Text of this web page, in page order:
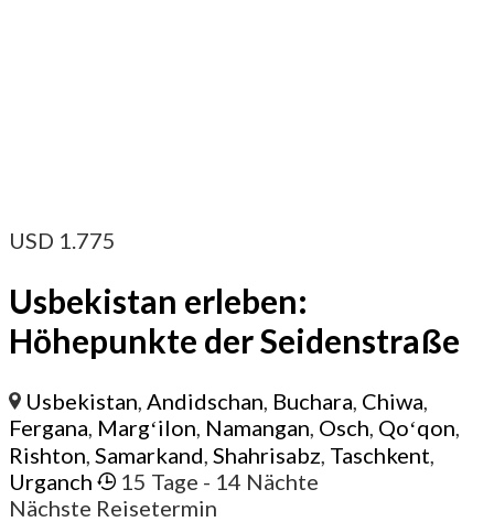
USD 1.775
Usbekistan erleben:
Höhepunkte der Seidenstraße
Usbekistan Andidschan Buchara Chiwa
Fergana Margʻilon Namangan Osch Qoʻqon
Rishton Samarkand Shahrisabz Taschkent
Urganch
15 Tage - 14 Nächte
Nächste Reisetermin